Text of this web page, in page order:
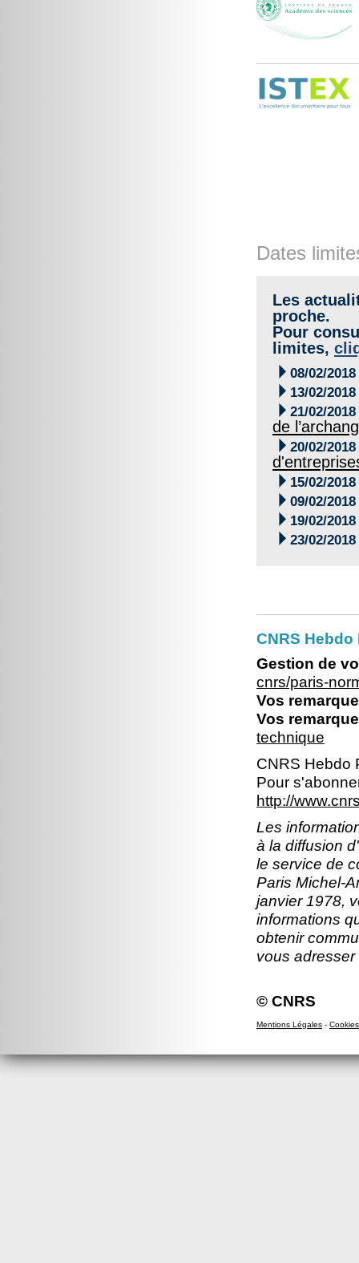
Dates
Les
proche.
Pour
limites,
 08/02/2018
 13/02/2018
 21/02/2018
de
 20/02/2018
 15/02/2018
 09/02/2018
 19/02/2018
 23/02/2018
CNRS
Gestion de
cnrs/paris-
Vos
Vos
technique
CNRS Hebdo
Pour
http://
Les
à la diffusion
le service de
Paris Michel-
janvier 1978,
informations
obtenir
vous
© CNRS
Mentions Légales - Cookies